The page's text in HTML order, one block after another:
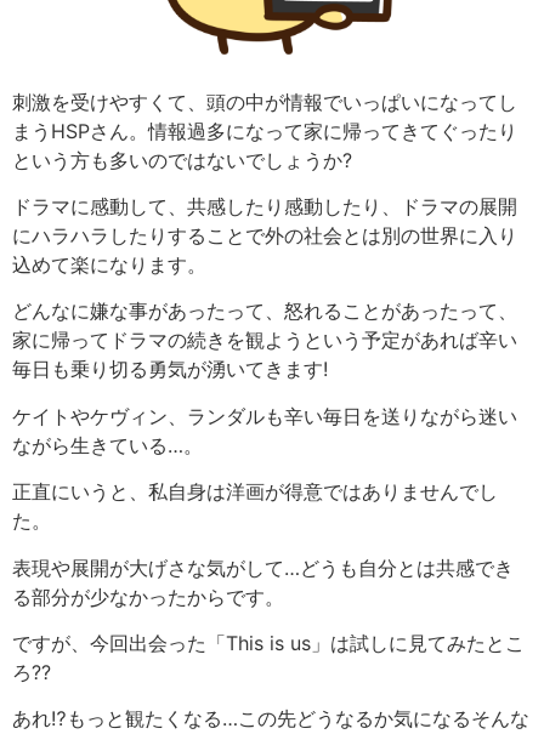
刺激を受けやすくて、頭の中が情報でいっぱいになってし
まうHSPさん。情報過多になって家に帰ってきてぐったり
という方も多いのではないでしょうか?
ドラマに感動して、共感したり感動したり、ドラマの展開
にハラハラしたりすることで外の社会とは別の世界に入り
込めて楽になります。
どんなに嫌な事があったって、怒れることがあったって、
家に帰ってドラマの続きを観ようという予定があれば辛い
毎日も乗り切る勇気が湧いてきます!
ケイトやケヴィン、ランダルも辛い毎日を送りながら迷い
ながら生きている…。
正直にいうと、私自身は洋画が得意ではありませんでし
た。
表現や展開が大げさな気がして…どうも自分とは共感でき
る部分が少なかったからです。
ですが、今回出会った「This is us」は試しに見てみたとこ
ろ??
あれ⁉もっと観たくなる…この先どうなるか気になるそんな